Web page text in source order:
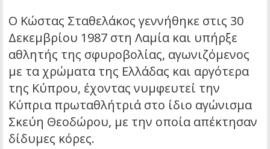
Ο Κώστας Σταθελάκος γεννήθηκε στις 30
Δεκεμβρίου 1987 στη Λαμία και υπήρξε
αθλητής της σφυροβολίας, αγωνιζόμενος
με τα χρώματα της Ελλάδας και αργότερα
της Κύπρου, έχοντας νυμφευτεί την
Κύπρια πρωταθλήτριά στο ίδιο αγώνισμα
Σκεύη Θεοδώρου, με την οποία απέκτησαν
δίδυμες κόρες.